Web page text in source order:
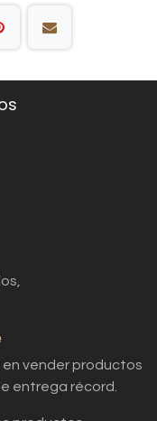
vender productos
entrega récord.